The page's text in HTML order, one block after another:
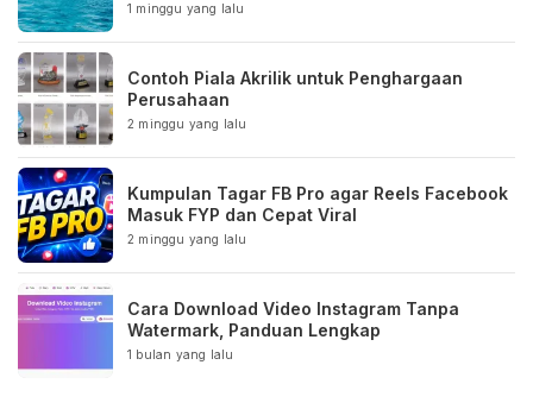
1 minggu yang lalu
Contoh Piala Akrilik untuk Penghargaan
Perusahaan
2 minggu yang lalu
Kumpulan Tagar FB Pro agar Reels Facebook
Masuk FYP dan Cepat Viral
2 minggu yang lalu
Cara Download Video Instagram Tanpa
Watermark, Panduan Lengkap
1 bulan yang lalu